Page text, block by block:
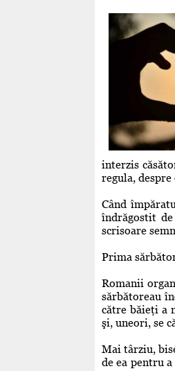
interzis
regula, despre
Când
îndrăgostit
scrisoare
Prima
Romanii
sărbătoreau
către băieţi a
şi, uneori, se
Mai târziu,
de ea pentru